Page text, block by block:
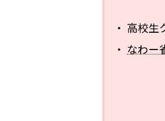
・ 高校生
・ なわー